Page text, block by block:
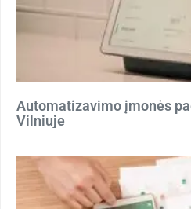
Automatizavimo įmonės
Vilniuje